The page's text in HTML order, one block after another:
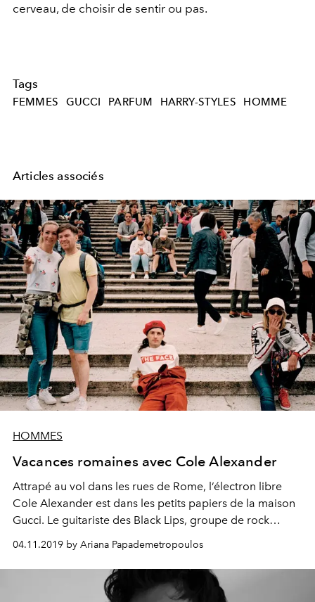
cerveau, de choisir de sentir ou pas.
Tags
FEMMES GUCCI PARFUM HARRY-STYLES HOMME
Articles associés
HOMMES
Vacances romaines avec Cole Alexander
Attrapé au vol dans les rues de Rome, l’électron libre
Cole Alexander est dans les petits papiers de la maison
Gucci. Le guitariste des Black Lips, groupe de rock
garage made in Atlanta, était déjà l’un des invités
privilégiés du défilé Croisière dans les musées du
Capitole. Il a collaboré avec l’artiste Ariana
Papademetropoulos (exposée à Los Angeles, à Londres,
04.11.2019 by Ariana Papademetropoulos